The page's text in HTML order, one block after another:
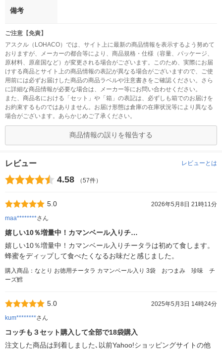
備考
ご注意【免責】
アスクル（LOHACO）では、サイト上に最新の商品情報を表示するよう努めて
おりますが、メーカーの都合等により、商品規格・仕様（容量、パッケージ、
原材料、原産国など）が変更される場合がございます。このため、実際にお届
けする商品とサイト上の商品情報の表記が異なる場合がございますので、ご使
用前には必ずお届けした商品の商品ラベルや注意書きをご確認ください。さら
に詳細な商品情報が必要な場合は、メーカー等にお問い合わせください。
また、商品名における「セット」や「箱」の表記は、必ずしも箱でのお届けを
お約束するものではありません。お届け形態は倉庫の在庫状況等により異なる
場合がございます。あらかじめご了承ください。
商品情報の誤りを報告する
レビュー レビューとは
4.58 （57件）
5.0
2026年5月8日 21時11分
maa********さん
嬉しい10％増量中！カマンベール入りチ…
嬉しい10％増量中！カマンベール入りチータラは初めて食します。
蜂蜜をディップして食べたくなるお味だと感じました。
購入商品：なとり お徳用チータラ カマンベール入り 3袋 おつまみ 珍味 チ
ーズ鱈
5.0
2025年5月3日 14時24分
kum********さん
コッチも３セット購入して全部で18袋購入
注文した商品は到着しました､以前Yahoo!ショッピングサイトの他